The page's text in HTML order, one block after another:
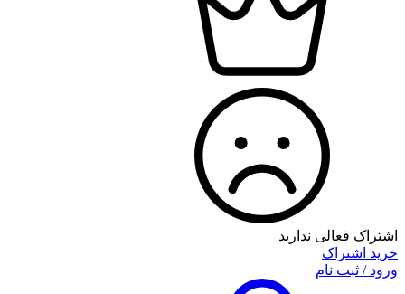
اشتراک فعالی ندارید
خرید اشتراک
ورود / ثبت نام